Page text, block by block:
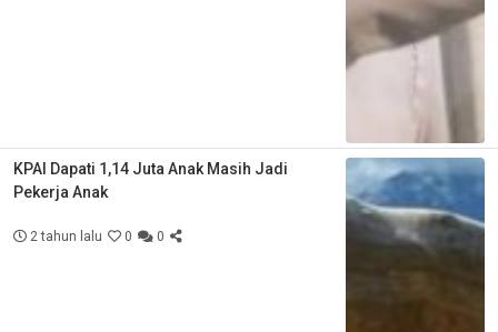
KPAI Dapati 1,14 Juta Anak Masih Jadi
Pekerja Anak
2 tahun lalu 0 0